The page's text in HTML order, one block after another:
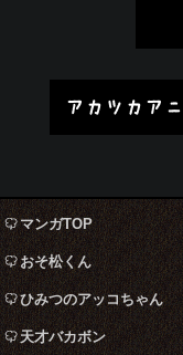
アカツカア
マンガTOP
おそ松くん
ひみつのアッコちゃん
天才バカボン